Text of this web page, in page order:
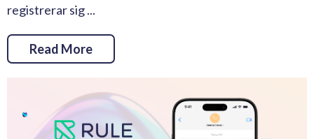
registrerar sig ...
Read More